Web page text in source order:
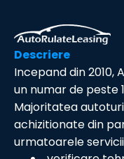
Descriere
Incepand din 2010,
un numar de peste
Majoritatea
achizitionate din
urmatoarele